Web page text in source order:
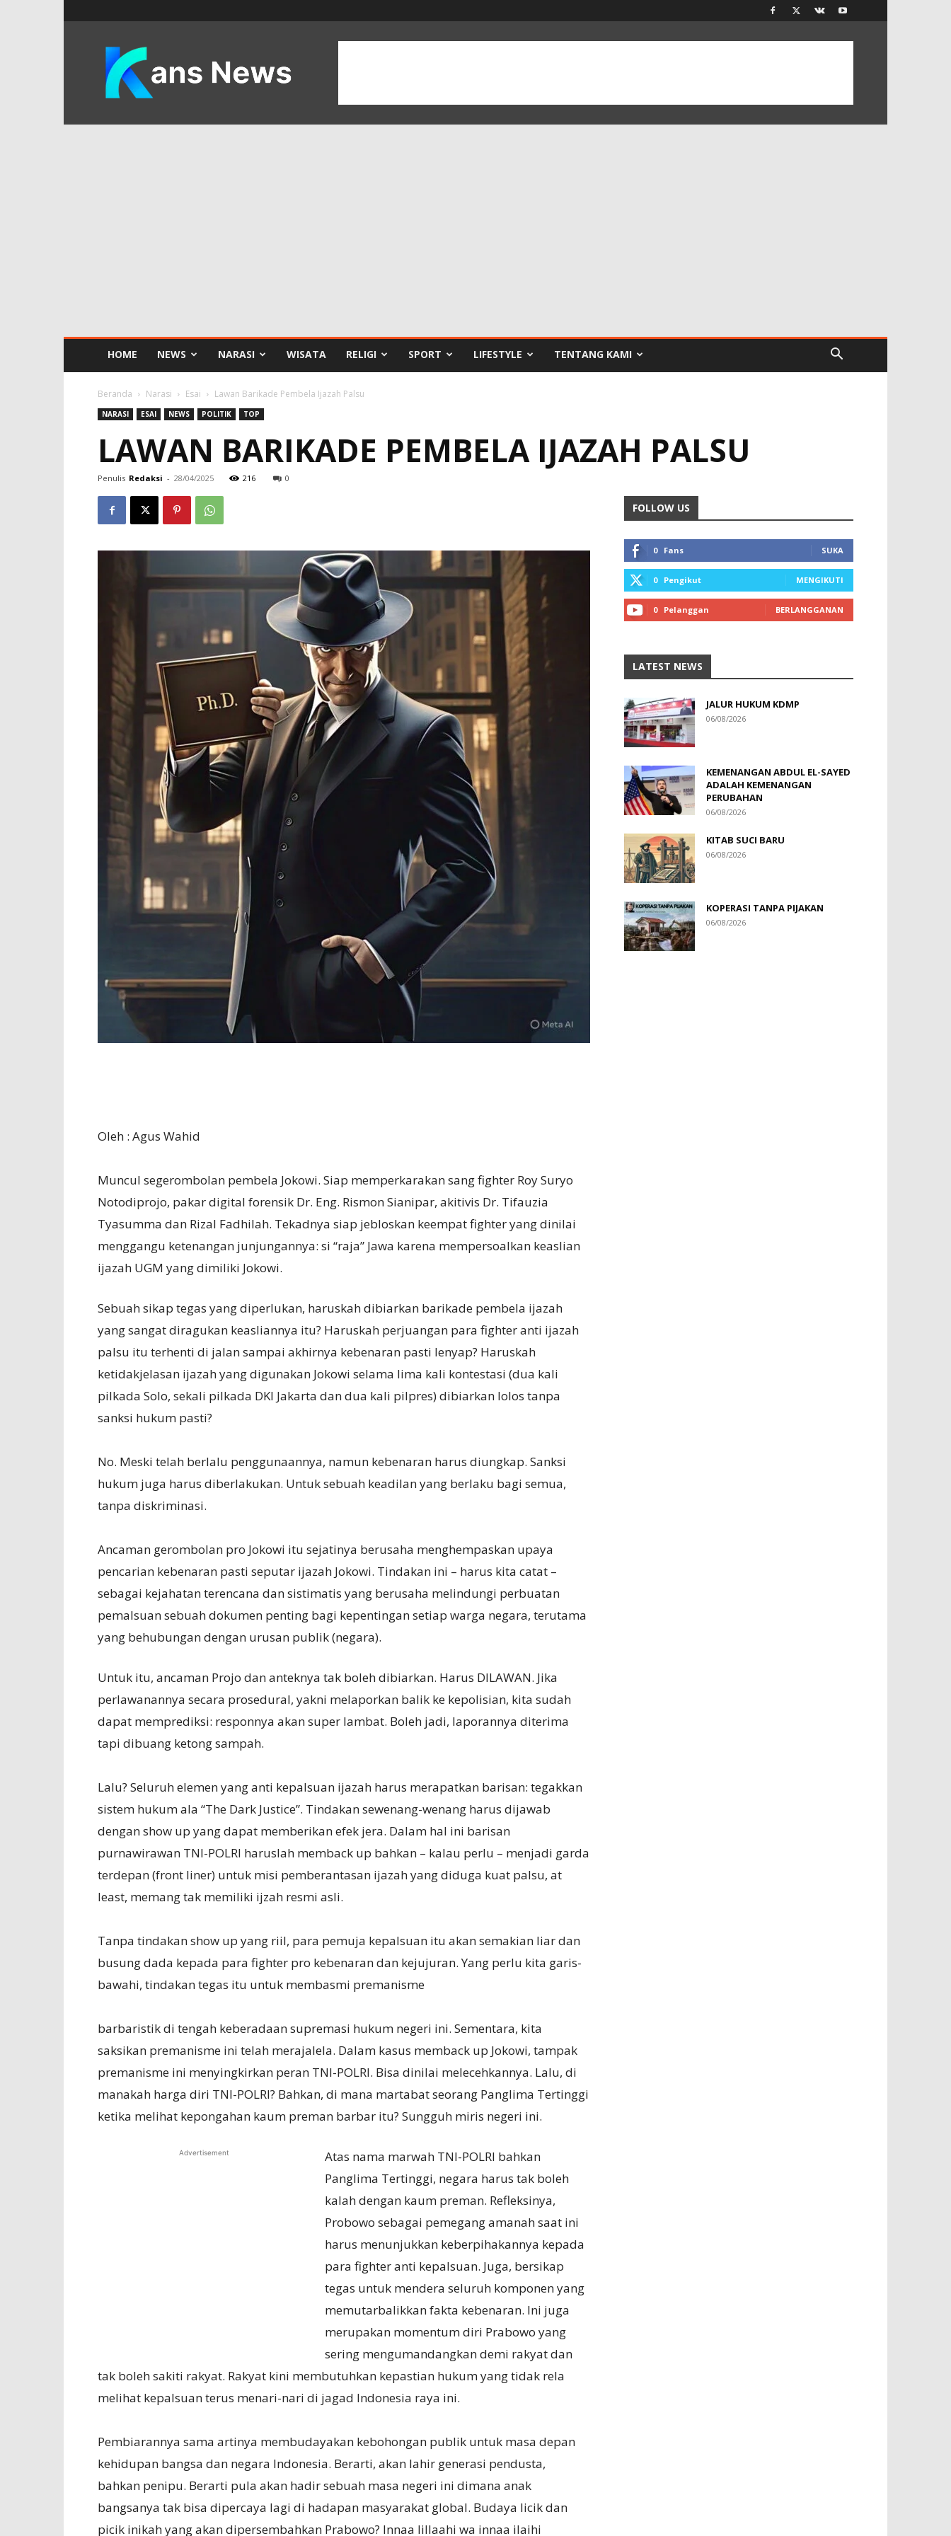
KANS
News
HOME NEWS NARASI WISATA RELIGI SPORT LIFESTYLE TENTANG KAMI
Beranda Narasi Esai Lawan Barikade Pembela Ijazah Palsu
NARASI ESAI NEWS POLITIK TOP
LAWAN BARIKADE PEMBELA IJAZAH PALSU
Penulis Redaksi - 28/04/2025 216 0
Oleh : Agus Wahid
Muncul segerombolan pembela Jokowi. Siap memperkarakan sang fighter Roy Suryo
Notodiprojo, pakar digital forensik Dr. Eng. Rismon Sianipar, akitivis Dr. Tifauzia
Tyasumma dan Rizal Fadhilah. Tekadnya siap jebloskan keempat fighter yang dinilai
menggangu ketenangan junjungannya: si “raja” Jawa karena mempersoalkan keaslian
ijazah UGM yang dimiliki Jokowi.
Sebuah sikap tegas yang diperlukan, haruskah dibiarkan barikade pembela ijazah
yang sangat diragukan keasliannya itu? Haruskah perjuangan para fighter anti ijazah
palsu itu terhenti di jalan sampai akhirnya kebenaran pasti lenyap? Haruskah
ketidakjelasan ijazah yang digunakan Jokowi selama lima kali kontestasi (dua kali
pilkada Solo, sekali pilkada DKI Jakarta dan dua kali pilpres) dibiarkan lolos tanpa
sanksi hukum pasti?
No. Meski telah berlalu penggunaannya, namun kebenaran harus diungkap. Sanksi
hukum juga harus diberlakukan. Untuk sebuah keadilan yang berlaku bagi semua,
tanpa diskriminasi.
Ancaman gerombolan pro Jokowi itu sejatinya berusaha menghempaskan upaya
pencarian kebenaran pasti seputar ijazah Jokowi. Tindakan ini – harus kita catat –
sebagai kejahatan terencana dan sistimatis yang berusaha melindungi perbuatan
pemalsuan sebuah dokumen penting bagi kepentingan setiap warga negara, terutama
yang behubungan dengan urusan publik (negara).
Untuk itu, ancaman Projo dan anteknya tak boleh dibiarkan. Harus DILAWAN. Jika
perlawanannya secara prosedural, yakni melaporkan balik ke kepolisian, kita sudah
dapat memprediksi: responnya akan super lambat. Boleh jadi, laporannya diterima
tapi dibuang ketong sampah.
Lalu? Seluruh elemen yang anti kepalsuan ijazah harus merapatkan barisan: tegakkan
sistem hukum ala “The Dark Justice”. Tindakan sewenang-wenang harus dijawab
dengan show up yang dapat memberikan efek jera. Dalam hal ini barisan
purnawirawan TNI-POLRI haruslah memback up bahkan – kalau perlu – menjadi garda
terdepan (front liner) untuk misi pemberantasan ijazah yang diduga kuat palsu, at
least, memang tak memiliki ijzah resmi asli.
Tanpa tindakan show up yang riil, para pemuja kepalsuan itu akan semakian liar dan
busung dada kepada para fighter pro kebenaran dan kejujuran. Yang perlu kita garis-
bawahi, tindakan tegas itu untuk membasmi premanisme
barbaristik di tengah keberadaan supremasi hukum negeri ini. Sementara, kita
saksikan premanisme ini telah merajalela. Dalam kasus memback up Jokowi, tampak
premanisme ini menyingkirkan peran TNI-POLRI. Bisa dinilai melecehkannya. Lalu, di
manakah harga diri TNI-POLRI? Bahkan, di mana martabat seorang Panglima Tertinggi
ketika melihat kepongahan kaum preman barbar itu? Sungguh miris negeri ini.
Advertisement
Atas nama marwah TNI-POLRI bahkan
Panglima Tertinggi, negara harus tak boleh
kalah dengan kaum preman. Refleksinya,
Probowo sebagai pemegang amanah saat ini
harus menunjukkan keberpihakannya kepada
para fighter anti kepalsuan. Juga, bersikap
tegas untuk mendera seluruh komponen yang
memutarbalikkan fakta kebenaran. Ini juga
merupakan momentum diri Prabowo yang
sering mengumandangkan demi rakyat dan
tak boleh sakiti rakyat. Rakyat kini membutuhkan kepastian hukum yang tidak rela
melihat kepalsuan terus menari-nari di jagad Indonesia raya ini.
Pembiarannya sama artinya membudayakan kebohongan publik untuk masa depan
kehidupan bangsa dan negara Indonesia. Berarti, akan lahir generasi pendusta,
bahkan penipu. Berarti pula akan hadir sebuah masa negeri ini dimana anak
bangsanya tak bisa dipercaya lagi di hadapan masyarakat global. Budaya licik dan
picik inikah yang akan dipersembahkan Prabowo? Innaa lillaahi wa innaa ilaihi
FOLLOW US
0 Fans SUKA
0 Pengikut MENGIKUTI
0 Pelanggan BERLANGGANAN
LATEST NEWS
JALUR HUKUM KDMP
06/08/2026
KEMENANGAN ABDUL EL-SAYED
ADALAH KEMENANGAN
PERUBAHAN
06/08/2026
KITAB SUCI BARU
06/08/2026
KOPERASI TANPA PIJAKAN
06/08/2026